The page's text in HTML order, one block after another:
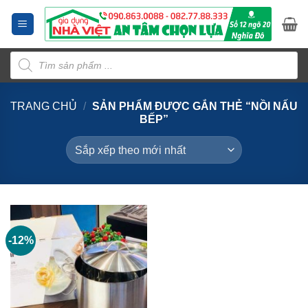
dung
Tìm
kiếm
sản
phẩm
TRANG CHỦ / SẢN PHẨM ĐƯỢC GẮN THẺ “NỒI NẤU
BẾP”
-12%